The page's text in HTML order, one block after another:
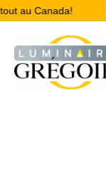
au Canada!